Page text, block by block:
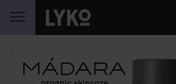
HOPPA TILL INNEHÅLLET
HOPPA ÖVER SEKTIONEN